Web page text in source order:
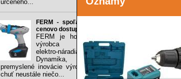
určeného...
FERM - spoľahlivé a
cenovo dostupné
FERM je holandský
výrobca ručného
elektro-náradia.
Dynamika, sila,
premyslené inovácie výrobkov a
chuť neustále niečo...